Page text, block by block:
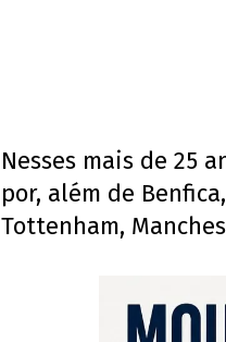
Nesses mais de 25
por, além de
Tottenham,